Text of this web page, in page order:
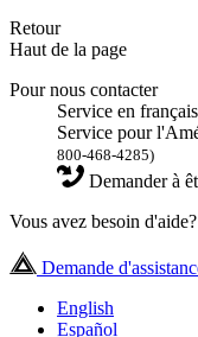
Retour
Haut de la page
Pour nous contacter
Service en
Service pour
800-468-4285)
Demander à
Vous avez besoin d'aide?
Demande
English
Español